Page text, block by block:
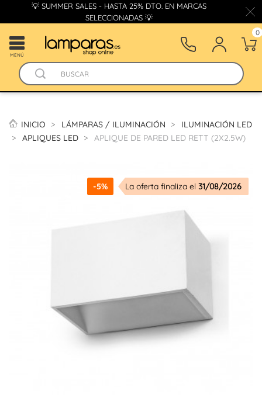
💡 SUMMER SALES - HASTA 25% DTO. EN MARCAS
SELECCIONADAS 💡
MENÚ
0
INICIO LÁMPARAS / ILUMINACIÓN
ILUMINACIÓN LED
APLIQUES LED
APLIQUE DE PARED LED RETT (2X2.5W)
-5% La oferta finaliza el 31/08/2026